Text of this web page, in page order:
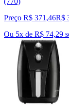
Preço R$ 371,46R$
Ou 5x de R$ 74,29